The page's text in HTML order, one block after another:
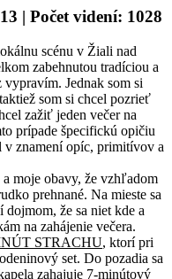
| Počet videní: 1028
scénu v Žiali nad
zabehnutou tradíciou a
vypravím. Jednak som si
som si chcel pozrieť
zažiť jeden večer na
prípade špecifickú opičiu
v znamení opíc, primitívov a
moje obavy, že vzhľadom
prehnané. Na mieste sa
že sa niet kde a
na zahájenie večera.
STRACHU, ktorí pri
set. Do pozadia sa
zahajuje 7-minútový